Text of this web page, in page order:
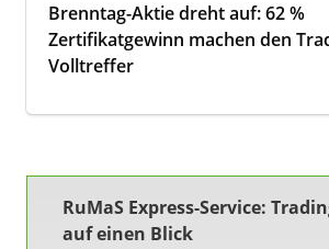
Brenntag-Aktie dreht auf: 62 %
Zertifikatgewinn machen den
Volltreffer
RuMaS Express-Service:
auf einen Blick